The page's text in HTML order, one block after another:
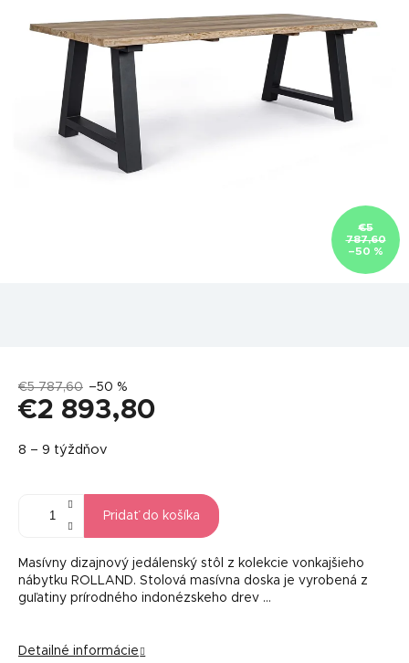
€5
787,60
–50 %
€5 787,60 –50 %
€2 893,80
cena:
8 – 9 týždňov
Pridať do košíka
Masívny dizajnový jedálenský stôl z kolekcie vonkajšieho
nábytku ROLLAND. Stolová masívna doska je vyrobená z
guľatiny prírodného indonézskeho drev …
Detailné informácie